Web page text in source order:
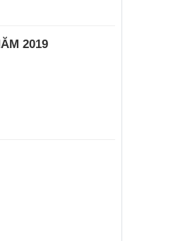
2019